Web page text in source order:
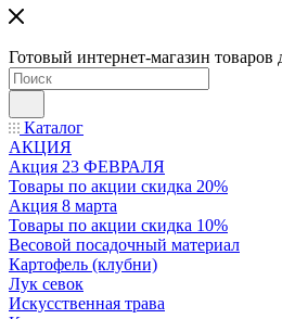
Готовый интернет-магазин товаров
Каталог
АКЦИЯ
Акция 23 ФЕВРАЛЯ
Товары по акции скидка 20%
Акция 8 марта
Товары по акции скидка 10%
Весовой посадочный материал
Картофель (клубни)
Лук севок
Искусственная трава